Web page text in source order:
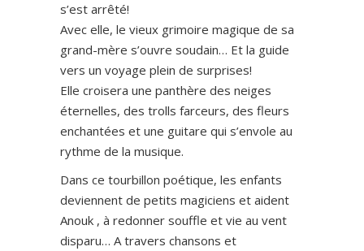
s’est arrêté!
Avec elle, le vieux grimoire magique de sa
grand-mère s’ouvre soudain… Et la guide
vers un voyage plein de surprises!
Elle croisera une panthère des neiges
éternelles, des trolls farceurs, des fleurs
enchantées et une guitare qui s’envole au
rythme de la musique.
Dans ce tourbillon poétique, les enfants
deviennent de petits magiciens et aident
Anouk , à redonner souffle et vie au vent
disparu… A travers chansons et